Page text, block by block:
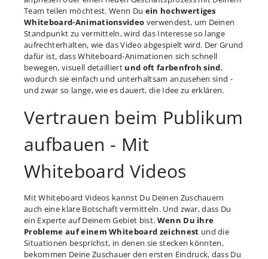
Team teilen möchtest. Wenn Du ein hochwertiges
Whiteboard-Animationsvideo verwendest, um Deinen
Standpunkt zu vermitteln, wird das Interesse so lange
aufrechterhalten, wie das Video abgespielt wird. Der Grund
dafür ist, dass Whiteboard-Animationen sich schnell
bewegen, visuell detailliert und oft farbenfroh sind,
wodurch sie einfach und unterhaltsam anzusehen sind -
und zwar so lange, wie es dauert, die Idee zu erklären.
Vertrauen beim Publikum
aufbauen - Mit
Whiteboard Videos
Mit Whiteboard Videos kannst Du Deinen Zuschauern
auch eine klare Botschaft vermitteln. Und zwar, dass Du
ein Experte auf Deinem Gebiet bist. Wenn Du ihre
Probleme auf einem Whiteboard zeichnest und die
Situationen besprichst, in denen sie stecken könnten,
bekommen Deine Zuschauer den ersten Eindruck, dass Du